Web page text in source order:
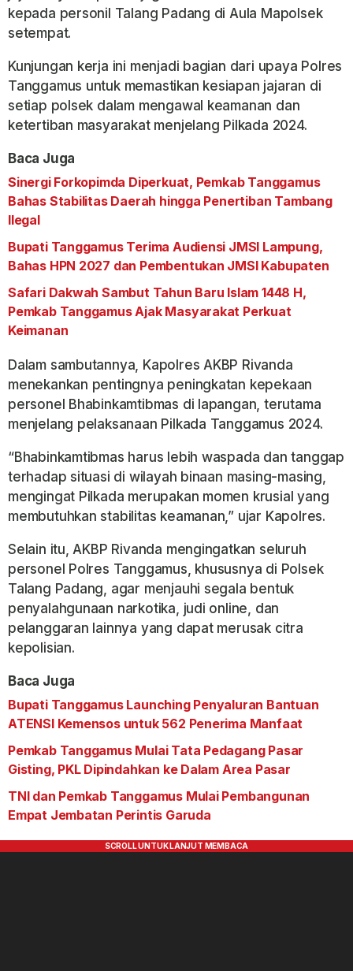
kepada personil Talang Padang di Aula Mapolsek
setempat.
Kunjungan kerja ini menjadi bagian dari upaya Polres
Tanggamus untuk memastikan kesiapan jajaran di
setiap polsek dalam mengawal keamanan dan
ketertiban masyarakat menjelang Pilkada 2024.
Baca Juga
Sinergi Forkopimda Diperkuat, Pemkab Tanggamus
Bahas Stabilitas Daerah hingga Penertiban Tambang
Ilegal
Bupati Tanggamus Terima Audiensi JMSI Lampung,
Bahas HPN 2027 dan Pembentukan JMSI Kabupaten
Safari Dakwah Sambut Tahun Baru Islam 1448 H,
Pemkab Tanggamus Ajak Masyarakat Perkuat
Keimanan
Dalam sambutannya, Kapolres AKBP Rivanda
menekankan pentingnya peningkatan kepekaan
personel Bhabinkamtibmas di lapangan, terutama
menjelang pelaksanaan Pilkada Tanggamus 2024.
“Bhabinkamtibmas harus lebih waspada dan tanggap
terhadap situasi di wilayah binaan masing-masing,
mengingat Pilkada merupakan momen krusial yang
membutuhkan stabilitas keamanan,” ujar Kapolres.
Selain itu, AKBP Rivanda mengingatkan seluruh
personel Polres Tanggamus, khususnya di Polsek
Talang Padang, agar menjauhi segala bentuk
penyalahgunaan narkotika, judi online, dan
pelanggaran lainnya yang dapat merusak citra
kepolisian.
Baca Juga
Bupati Tanggamus Launching Penyaluran Bantuan
ATENSI Kemensos untuk 562 Penerima Manfaat
Pemkab Tanggamus Mulai Tata Pedagang Pasar
Gisting, PKL Dipindahkan ke Dalam Area Pasar
TNI dan Pemkab Tanggamus Mulai Pembangunan
Empat Jembatan Perintis Garuda